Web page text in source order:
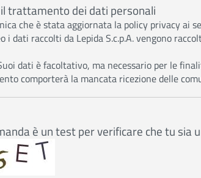
trattamento dei dati personali
che è stata aggiornata la policy privacy
i dati raccolti da Lepida S.c.p.A. vengono
dati è facoltativo, ma necessario per le
comporterà la mancata ricezione delle
è un test per verificare che tu